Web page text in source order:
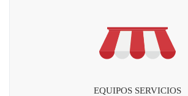
EQUIPOS SERVICIOS